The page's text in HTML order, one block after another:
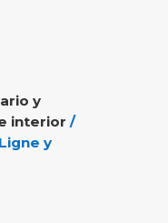
y
interior /
y